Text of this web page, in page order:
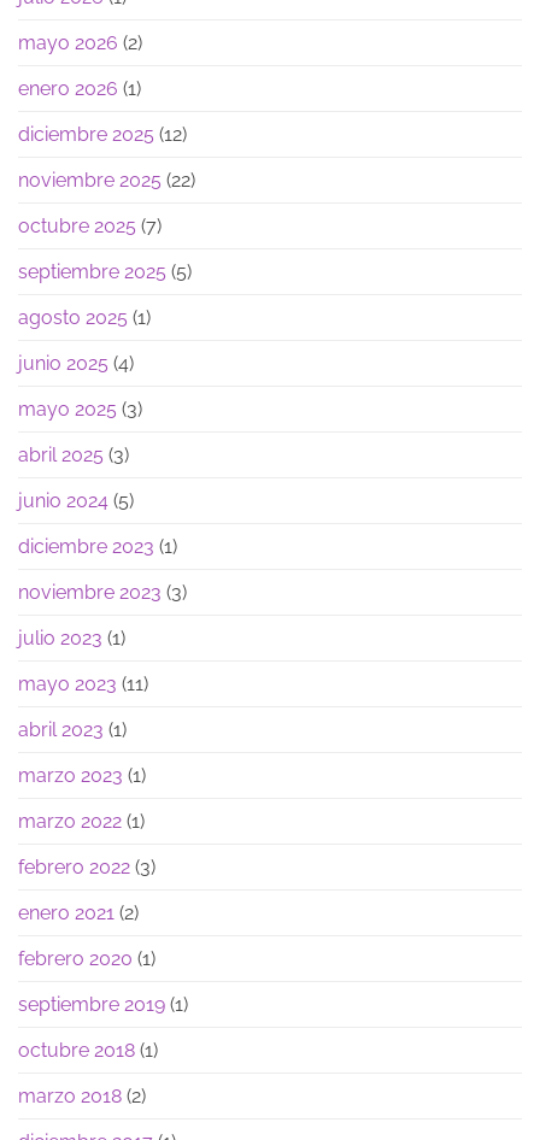
mayo 2026 (2)
enero 2026 (1)
diciembre 2025 (12)
noviembre 2025 (22)
octubre 2025 (7)
septiembre 2025 (5)
agosto 2025 (1)
junio 2025 (4)
mayo 2025 (3)
abril 2025 (3)
junio 2024 (5)
diciembre 2023 (1)
noviembre 2023 (3)
julio 2023 (1)
mayo 2023 (11)
abril 2023 (1)
marzo 2023 (1)
marzo 2022 (1)
febrero 2022 (3)
enero 2021 (2)
febrero 2020 (1)
septiembre 2019 (1)
octubre 2018 (1)
marzo 2018 (2)